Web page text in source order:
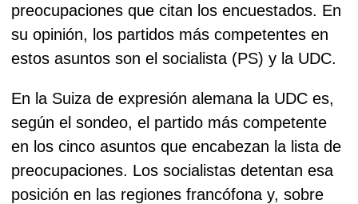
preocupaciones que citan los encuestados. En
su opinión, los partidos más competentes en
estos asuntos son el socialista (PS) y la UDC.
En la Suiza de expresión alemana la UDC es,
según el sondeo, el partido más competente
en los cinco asuntos que encabezan la lista de
preocupaciones. Los socialistas detentan esa
posición en las regiones francófona y, sobre